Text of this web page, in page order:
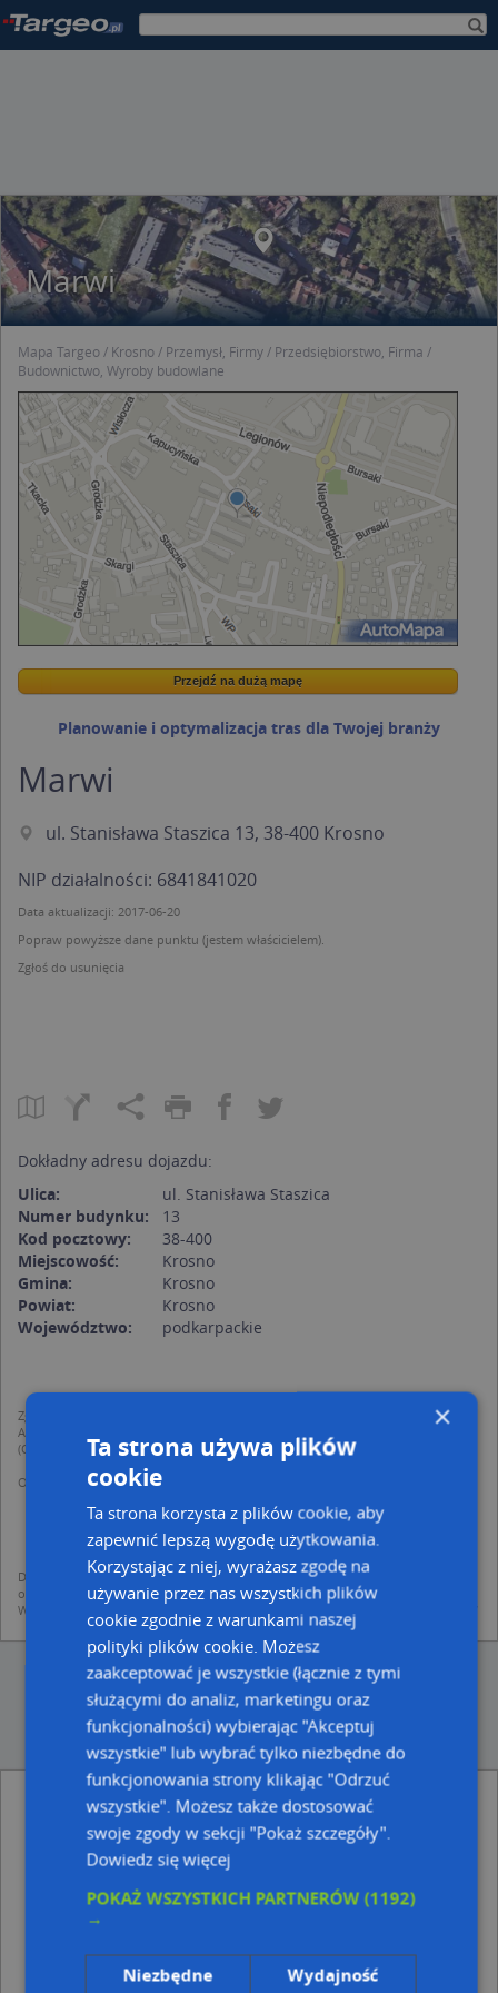
Marwi
Mapa Targeo Krosno Przemysł, Firmy
Przedsiębiorstwo, Firma
Budownictwo, Wyroby budowlane
Wstaw tę mapkę na swoją stronę
Przejdź na dużą mapę
Przejdź na dużą mapę
Planowanie i optymalizacja tras dla Twojej branży
Marwi
ul. Stanisława Staszica 13, 38-400 Krosno
NIP działalności: 6841841020
Data aktualizacji: 2017-06-20
Popraw powyższe dane punktu (jestem właścicielem).
Zgłoś do usunięcia
Dokładny adresu dojazdu:
Ulica:
ul. Stanisława Staszica
Numer budynku:
13
Kod pocztowy:
38-400
Miejscowość:
Krosno
Gmina:
Krosno
Powiat:
Krosno
Województwo:
podkarpackie
Zgodnie z Rozporządzeniem PE i Rady (UE) o Ochronie Danych Osobowych
Administratorem (RODO), administratorem danych jest AutoMapa sp. z o.o.
(Operator) z siedzibą w Warszawie przy ulicy Domaniewskiej 37.
Operator przetwarza dane osobowe w celu:
mapach (art. 6 ust. 1 lit. f RODO)
udostępniania danych o firmach partnerom biznesowym operatora (art.
6 ust. 1 lit. f RODO)
Dane pochodzą z publicznych baz CEIDG, GUS, REGON, z firmowych stron www
oraz od podmiotów zewnętrznych.
Więcej informacji dot. RODO:
Marwi - inne Przemysł, Firmy w pobliżu
Kancelaria Radcy Prawnego, ul. ks. Stanisława
Staszica 6, 38-400 Krosno
34, 38-400 Krosno
Pracownia Archeologiczna Chimera Ćwiok, ul. Teodora
×
Ta strona używa plików
cookie
Ta strona korzysta z plików cookie, aby
zapewnić lepszą wygodę użytkowania.
Korzystając z niej, wyrażasz zgodę na
używanie przez nas wszystkich plików
cookie zgodnie z warunkami naszej
polityki plików cookie. Możesz
zaakceptować je wszystkie (łącznie z tymi
służącymi do analiz, marketingu oraz
funkcjonalności) wybierając "Akceptuj
wszystkie" lub wybrać tylko niezbędne do
funkcjonowania strony klikając "Odrzuć
wszystkie". Możesz także dostosować
swoje zgody w sekcji "Pokaż szczegóły".
Dowiedz się więcej
POKAŻ WSZYSTKICH PARTNERÓW(1192)
→
Niezbędne Wydajność